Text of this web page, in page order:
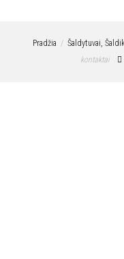
Pradžia Šaldytuvai,
kontaktai